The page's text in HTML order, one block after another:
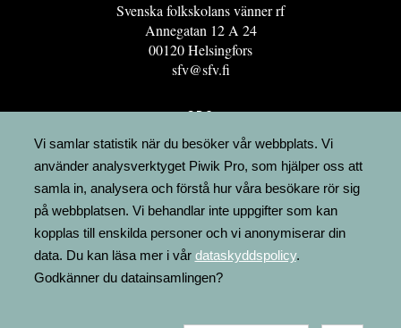
Svenska folkskolans vänner rf
Annegatan 12 A 24
00120 Helsingfors
sfv@sfv.fi
GRO
FÖRENINGSRESURSEN
MINNESRUNOR.FI
UPPSLAGSVERKET FINLAND
LÄGENHETER
FAKTURERING
Vi samlar statistik när du besöker vår webbplats. Vi
använder analysverktyget Piwik Pro, som hjälper oss att
samla in, analysera och förstå hur våra besökare rör sig
på webbplatsen. Vi behandlar inte uppgifter som kan
kopplas till enskilda personer och vi anonymiserar din
data. Du kan läsa mer i vår dataskyddspolicy.
Godkänner du datainsamlingen?